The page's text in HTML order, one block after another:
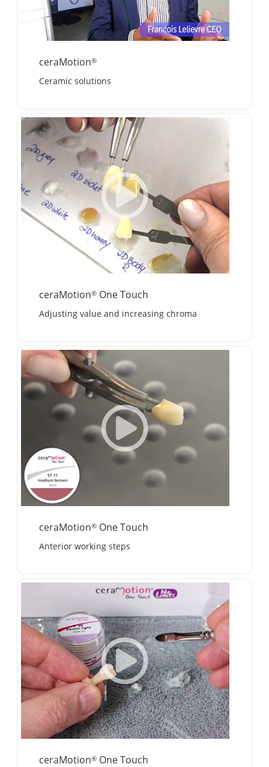
ceraMotion®
Ceramic solutions
ceraMotion® One Touch
Adjusting value and increasing chroma
ceraMotion® One Touch
Anterior working steps
ceraMotion® One Touch